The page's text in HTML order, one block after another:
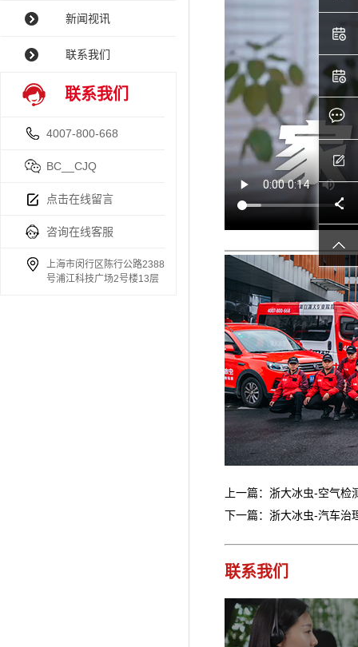
新闻视讯
联系我们
联系我们
4007-800-668
BC__CJQ
点击在线留言
咨询在线客服
上海市闵行区陈行公路2388
号浦江科技广场2号楼13层
上一篇：浙大冰虫-空气检
下一篇：浙大冰虫-汽车治
联系我们